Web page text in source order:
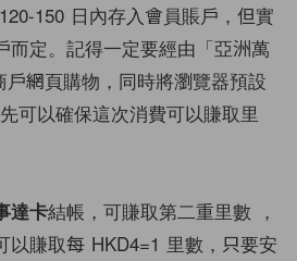
150 日內存入會員賬戶，但實
而定。記得一定要經由「亞洲萬
網頁購物，同時將瀏覽器預設
可以確保這次消費可以賺取里
達卡結帳，可賺取第二重里數 ，
賺取每 HKD4=1 里數， 只要安